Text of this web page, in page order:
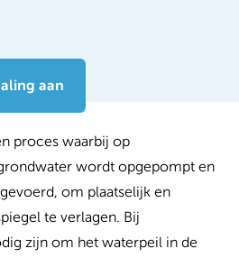
aan
proces waarbij op
wordt opgepompt en
om plaatselijk en
te verlagen. Bij
zijn om het waterpeil in de